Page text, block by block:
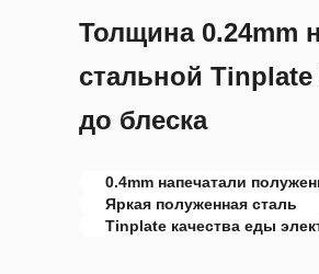
Толщина 0.24mm
стальной Tinplate
до блеска
0.4mm напечатали
Яркая полуженная сталь
Tinplate качества еды